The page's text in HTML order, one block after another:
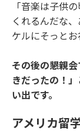
「音楽は子供
くれるんだな
ケルにそっとお
その後の懇親
きだったの！
い出です。
アメリカ留